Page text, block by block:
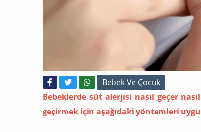
Bebek Ve Çocuk
Bebeklerde süt alerjisi nasıl geçer
geçirmek için aşağıdaki yöntemleri